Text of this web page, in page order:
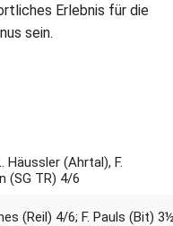
Erlebnis für die
sein.
Häussler (Ahrtal), F.
(SG TR) 4/6
(Reil) 4/6; F. Pauls (Bit)